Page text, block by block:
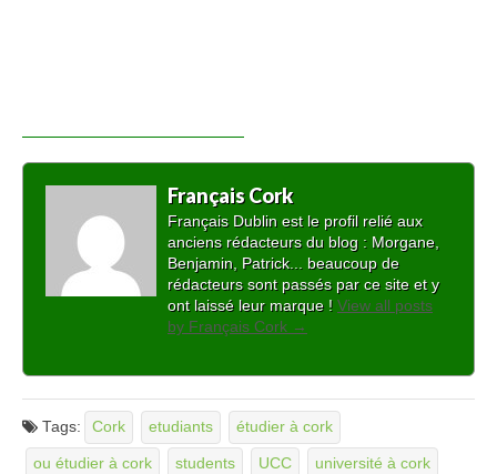
Français Cork
Français Dublin est le profil relié aux
anciens rédacteurs du blog : Morgane,
Benjamin, Patrick... beaucoup de
rédacteurs sont passés par ce site et y
ont laissé leur marque ! View all posts
by Français Cork →
Tags: Cork etudiants étudier à cork
ou étudier à cork students UCC université à cork